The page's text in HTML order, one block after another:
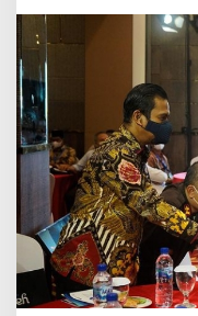
c
e
d
a
n
B
I
g
e
l
a
r
F
o